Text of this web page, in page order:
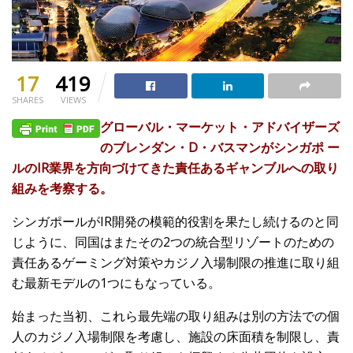
17
SHARES
419
VIEWS
グローバル・マーケット・アドバイザーズ
のブレンダン・D・バスマンがシンガポ ー
ルのIR業界を方向づけてきた責任あるギャンブルへの取り
組みを考察する。
シンガポールがIR開発の模範的役割を果たし続けるのと同
じように、同国はまたその2つの統合型リゾートのための
責任あるゲーミング対策やカジノ入場制限の推進に取り組
む最新モデルの1つにもなっている。
始まった当初、これら最先端の取り組みは別の方法での個
人のカジノ入場制限を考慮し、施設の床面積を制限し、責